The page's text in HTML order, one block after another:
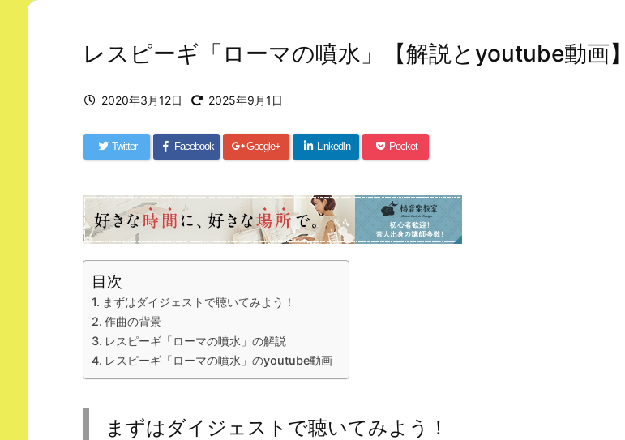
レスピーギ「ローマの噴水」【解説とyoutube動画】
2020年3月12日 2025年9月1日
Twitter Facebook Google+ LinkedIn Pocket
目次
まずはダイジェストで聴いてみよう！
作曲の背景
レスピーギ「ローマの噴水」の解説
レスピーギ「ローマの噴水」のyoutube動画
まずはダイジェストで聴いてみよう！